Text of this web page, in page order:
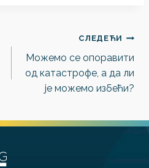
СЛЕДЕЋИ
Можемо се опоравити
од катастрофе, а да ли
је можемо избећи?